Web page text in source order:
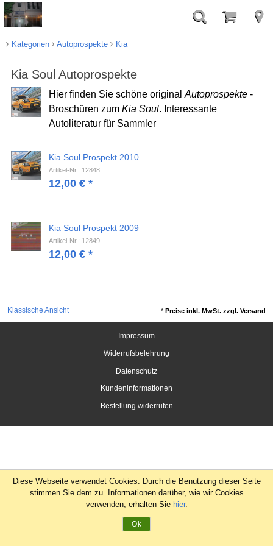
Kategorien Autoprospekte Kia
Kia Soul Autoprospekte
Hier finden Sie schöne original Autoprospekte -
Broschüren zum Kia Soul. Interessante
Autoliteratur für Sammler
Kia Soul Prospekt 2010
Artikel-Nr.: 12848
12,00 €*
Kia Soul Prospekt 2009
Artikel-Nr.: 12849
12,00 €*
Klassische Ansicht *Preise inkl. MwSt. zzgl. Versand
Impressum
Widerrufsbelehrung
Datenschutz
Kundeninformationen
Bestellung widerrufen
Diese Webseite verwendet Cookies. Durch die Benutzung dieser Seite
stimmen Sie dem zu. Informationen darüber, wie wir Cookies
verwenden, erhalten Sie hier.
Ok